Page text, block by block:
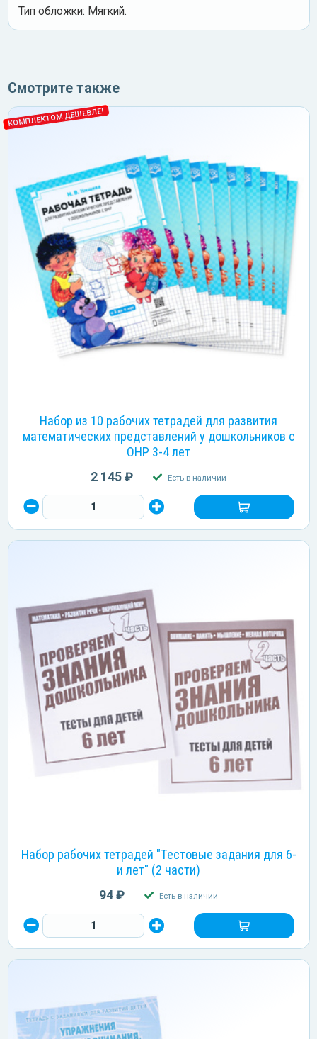
Тип обложки: Мягкий.
Смотрите также
КОМПЛЕКТОМ ДЕШЕВЛЕ!
Набор из 10 рабочих тетрадей для развития
математических представлений у дошкольников с
ОНР 3-4 лет
2 145 ₽ Есть в наличии
Набор рабочих тетрадей "Тестовые задания для 6-
и лет" (2 части)
94 ₽ Есть в наличии